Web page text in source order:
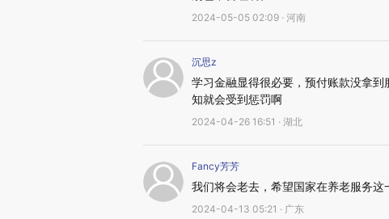
2024-05-05 02:09 · 河南
沉思z
学习金融显得很必要，预付账款没拿
知就会受到惩罚啊
2024-04-26 16:51 · 湖北
Fancy芳芳
我们将会老去，希望国家在养老服务这
2024-04-13 05:21 · 广东